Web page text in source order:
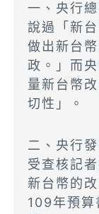
一、央行
說過「新
做出新台
政。」而
量新台幣
切性」。
二、央行
受查核記
新台幣的
109年預算